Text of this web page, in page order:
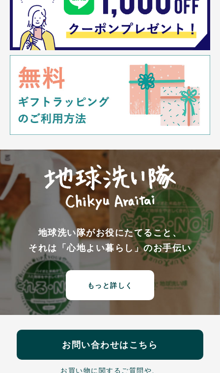
地球洗い隊がお役にたてること、
それは「心地よい暮らし」のお手伝い
もっと詳しく
お問い合わせはこちら
お買い物に関するご質問や、